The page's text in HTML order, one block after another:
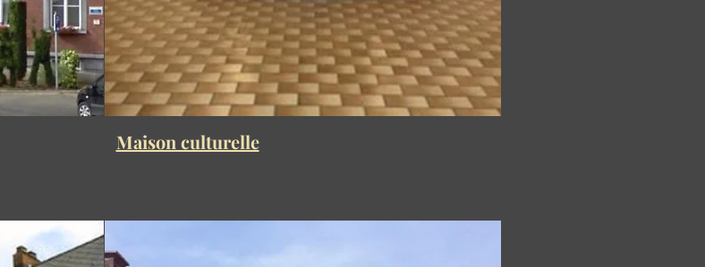
Maison culturelle